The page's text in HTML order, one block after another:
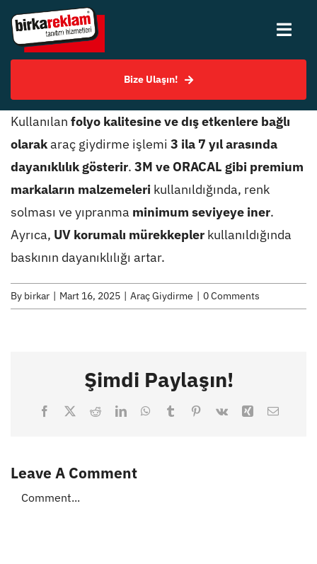
Skip
content
Hizmetlerimiz
Uygulama Örnekleri
Bize Ulaşın!
Kullanılan folyo kalitesine ve dış etkenlere bağlı
olarakaraç giydirme işlemi 3 ila 7 yıl arasında
dayanıklılık gösterir. 3M ve ORACAL gibi premium
markaların malzemeleri kullanıldığında, renk
solması ve yıpranma minimum seviyeye iner.
Ayrıca, UV korumalı mürekkepler kullanıldığında
baskının dayanıklılığı artar.
By birkar Mart 16, 2025 Araç Giydirme 0 Comments
Şimdi Paylaşın!
Facebook
X RedditLinkedInWhatsApp
TumblrPinterest
Vk Xing Email
Leave A Comment
Comment